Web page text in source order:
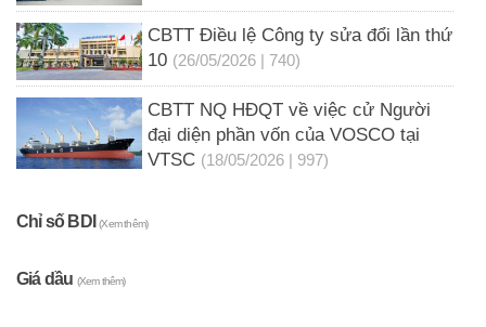
CBTT Điều lệ Công ty sửa đổi lần thứ
10 (26/05/2026 | 740)
CBTT NQ HĐQT về việc cử Người
đại diện phần vốn của VOSCO tại
VTSC (18/05/2026 | 997)
Chỉ số BDI(Xem thêm)
Giá dầu (Xem thêm)